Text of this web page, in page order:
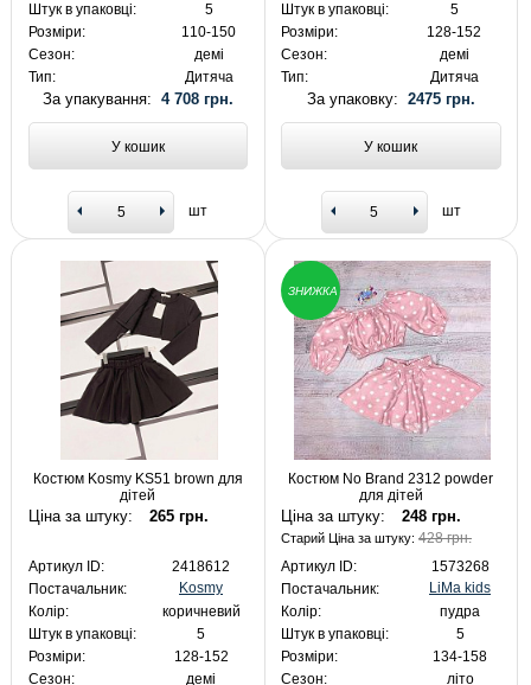
Штук в упаковці:
5
Розміри:
110-150
Сезон:
демі
Тип:
Дитяча
За упакування: 4 708 грн.
У кошик
шт
Штук в упаковці:
5
Розміри:
128-152
Сезон:
демі
Тип:
Дитяча
За упаковку: 2475 грн.
У кошик
шт
Костюм Kosmy KS51 brown для
дітей
Ціна за штуку: 265 грн.
Артикул ID:
2418612
Постачальник:
Kosmy
Колір:
коричневий
Штук в упаковці:
5
Розміри:
128-152
Сезон:
демі
ЗНИЖКА
Костюм No Brand 2312 powder
для дітей
Ціна за штуку: 248 грн.
Старий Ціна за штуку:428 грн.
Артикул ID:
1573268
Постачальник:
LiMa kids
Колір:
пудра
Штук в упаковці:
5
Розміри:
134-158
Сезон:
літо